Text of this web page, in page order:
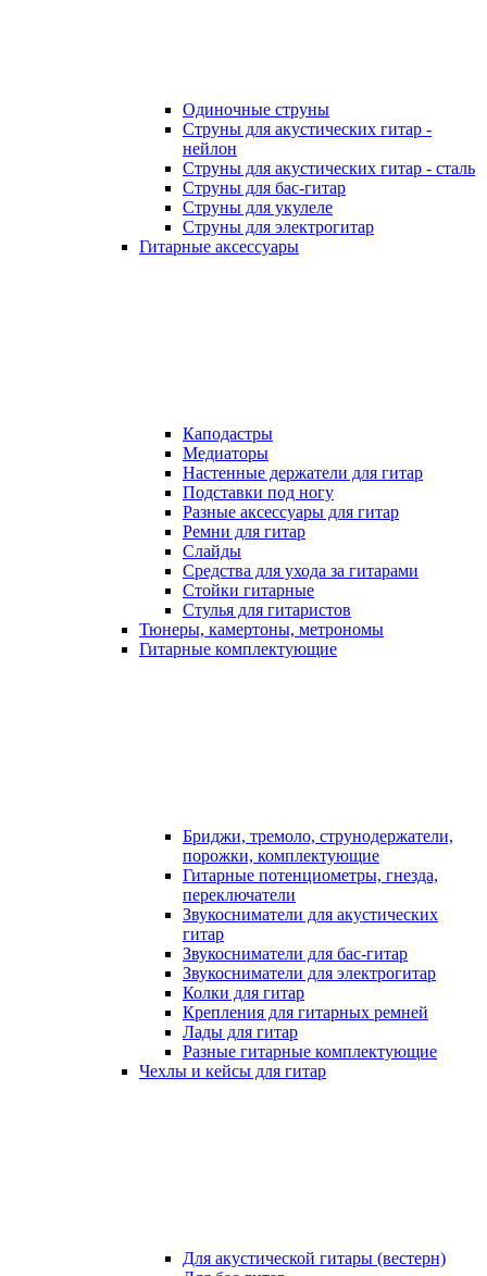
Одиночные струны
Струны для акустических гитар -
нейлон
Струны для акустических гитар - сталь
Струны для бас-гитар
Струны для укулеле
Струны для электрогитар
Гитарные аксессуары
Каподастры
Медиаторы
Настенные держатели для гитар
Подставки под ногу
Разные аксессуары для гитар
Ремни для гитар
Слайды
Средства для ухода за гитарами
Стойки гитарные
Стулья для гитаристов
Тюнеры, камертоны, метрономы
Гитарные комплектующие
Бриджи, тремоло, струнодержатели,
порожки, комплектующие
Гитарные потенциометры, гнезда,
переключатели
Звукосниматели для акустических
гитар
Звукосниматели для бас-гитар
Звукосниматели для электрогитар
Колки для гитар
Крепления для гитарных ремней
Лады для гитар
Разные гитарные комплектующие
Чехлы и кейсы для гитар
Для акустической гитары (вестерн)